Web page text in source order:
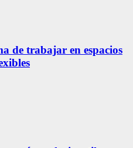
de trabajar en espacios